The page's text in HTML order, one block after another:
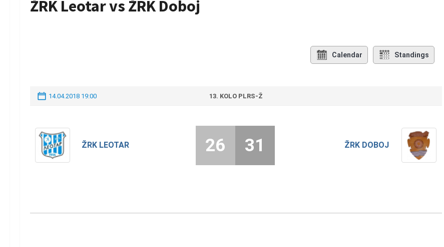
ŽRK Leotar vs ŽRK Doboj
Calendar Standings
14.04.2018 19:00 13. KOLO PLRS-Ž
ŽRK LEOTAR ŽRK DOBOJ
26 31